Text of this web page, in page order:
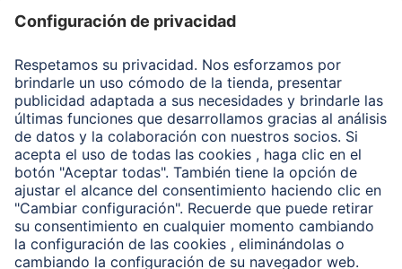
Clientes online
Conviértete en distribuidor
Compañía
Historia de la empresa